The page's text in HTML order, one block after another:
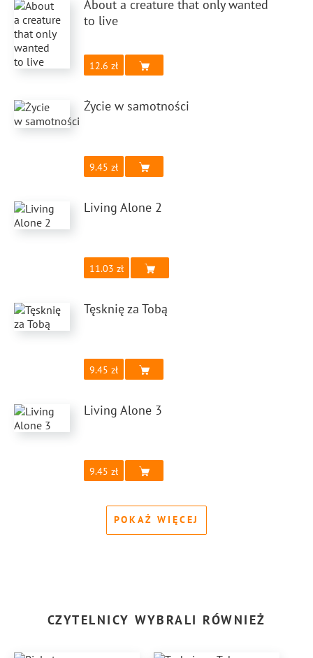
About a creature that only wanted
to live
12.6
Życie w samotności
9.45
Living Alone 2
11.03
Tęsknię za Tobą
9.45
Living Alone 3
9.45
POKAŻ WIĘCEJ
CZYTELNICY WYBRALI RÓWNIEŻ